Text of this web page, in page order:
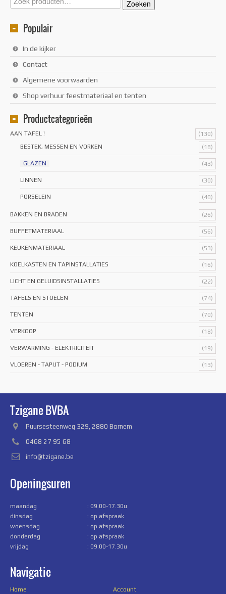
naar:
Zoeken
Populair
In de kijker
Contact
Algemene voorwaarden
Shop verhuur feestmateriaal en tenten
Productcategorieën
AAN TAFEL !
(130)
BESTEK, MESSEN EN VORKEN
(18)
GLAZEN (43)
LINNEN (30)
PORSELEIN (40)
BAKKEN EN BRADEN (26)
BUFFETMATERIAAL (56)
KEUKENMATERIAAL (53)
KOELKASTEN EN TAPINSTALLATIES (16)
LICHT EN GELUIDSINSTALLATIES (22)
TAFELS EN STOELEN (74)
TENTEN (70)
VERKOOP (18)
VERWARMING - ELEKTRICITEIT (19)
VLOEREN - TAPIJT - PODIUM (13)
Tzigane BVBA
Puursesteenweg 329, 2880 Bornem
0468 27 95 68
info@tzigane.be
Openingsuren
maandag
: 09.00-17.30u
dinsdag
: op afspraak
woensdag
: op afspraak
donderdag
: op afspraak
vrijdag
: 09.00-17.30u
Navigatie
Home Account